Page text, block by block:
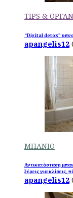
TIPS &
“Digital detox”
apangelis12
ΜΠΑΝΙΟ
Αντικατάσταση
ξέρεις για
apangelis12